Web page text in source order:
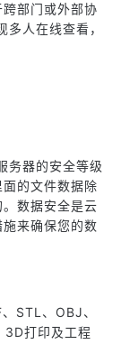
部门或外部协
人在线查看，
务器的安全等级
的文件数据除
数据安全是云
来确保您的数
STL、OBJ、
3D打印及工程